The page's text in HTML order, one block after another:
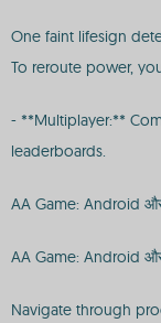
One faint lifesign
To reroute power,
- **Multiplayer:**
leaderboards.
AA Game: Android
AA Game: Android
Navigate through